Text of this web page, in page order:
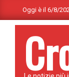
to
Oggi è il 6/8/